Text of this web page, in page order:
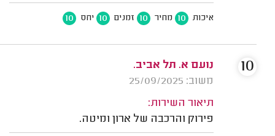
איכות 10 מחיר 10 זמנים 10 יחס 10
נועם א. תל אביב.
משוב: 25/09/2025
תיאור השירות:
פירוק והרכבה של ארון ומיטה.
10